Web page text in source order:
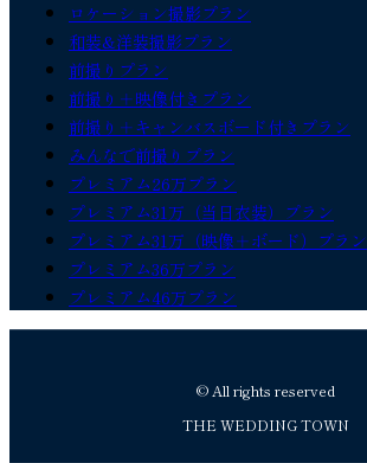
ロケーション撮影プラン
和装&洋装撮影プラン
前撮りプラン
前撮り＋映像付きプラン
前撮り＋キャンバスボード付きプラン
みんなで前撮りプラン
プレミアム26万プラン
プレミアム31万（当日衣装）プラン
プレミアム31万（映像＋ボード）プラン
プレミアム36万プラン
プレミアム46万プラン
© All rights reserved
THE WEDDING TOWN